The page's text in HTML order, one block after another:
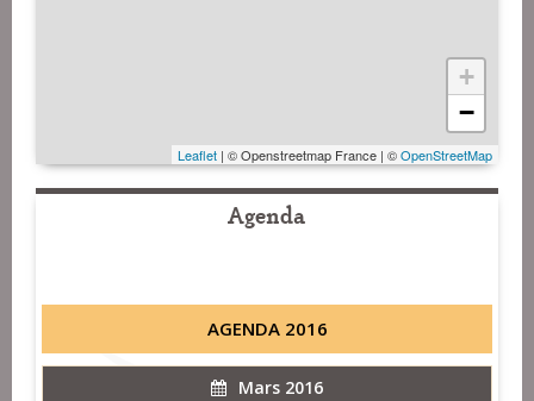
+
−
Leaflet | © Openstreetmap France | ©OpenStreetMap
Agenda
AGENDA 2016
Mars 2016